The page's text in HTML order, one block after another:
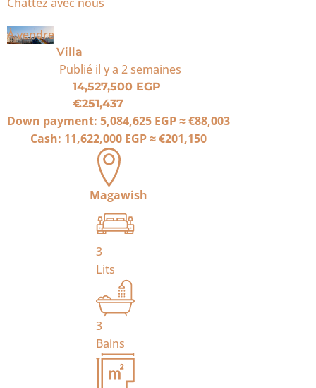
À vendre
Villa
Publié il y a 2 semaines
14,527,500 EGP
€251,437
Down payment: 5,084,625 EGP≈€88,003
Cash: 11,622,000 EGP≈€201,150
Magawish
3
Lits
3
Bains